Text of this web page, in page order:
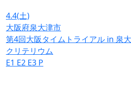
4.4(土)
大阪府泉大津市
第4回大阪タイムトライアル in 泉
クリテリウム
E1 E2 E3 P